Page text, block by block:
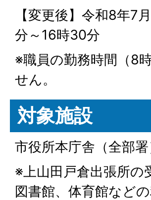
【変更後】令和8年7
分～16時30分
※職員の勤務時間（8
せん。
対象施設
市役所本庁舎（全部署
※上山田戸倉出張所の
図書館、体育館など